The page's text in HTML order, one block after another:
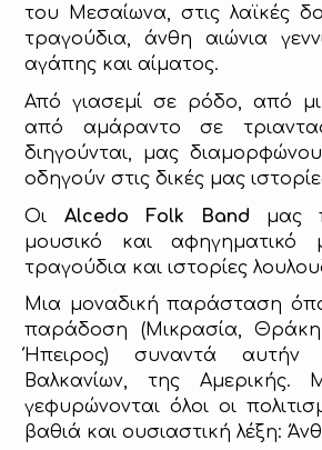
του Μεσαίωνα, στις λαϊκές
τραγούδια, άνθη αιώνια
αγάπης και αίματος.
Από γιασεμί σε ρόδο, από
από αμάραντο σε
διηγούνται, μας
οδηγούν στις δικές μας
Οι Alcedo Folk Band μας
μουσικό και αφηγηματικό
τραγούδια και ιστορίες
Μια μοναδική παράσταση
παράδοση (Μικρασία,
Ήπειρος) συναντά
Βαλκανίων, της
γεφυρώνονται όλοι οι
βαθιά και ουσιαστική λέξη: